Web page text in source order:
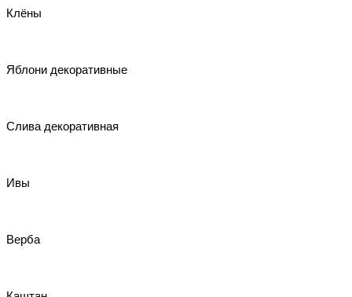
Клёны
Яблони декоративные
Слива декоративная
Ивы
Верба